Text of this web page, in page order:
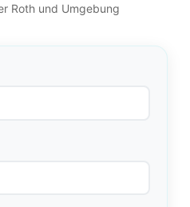
Roth und Umgebung